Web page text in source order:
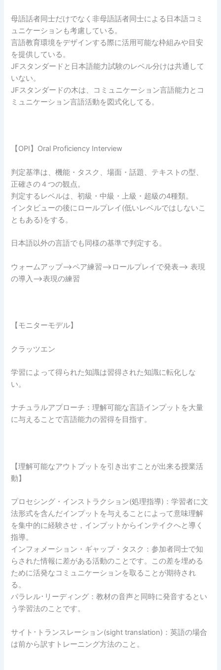
母語話者同士だけでなく非母語話者同士による日本語コミ
ュニケーションも考慮している。
言語教育環境をデザインする際に活用可能な枠組みや目安
を提供している。
JFスタンダードと日本語能力試験のレベル分けは共通して
いない。
JFスタンダードの木は、コミュニケーション言語能力とコ
ミュニケーション言語活動を図式化してる。
【OPI】Oral Proficiency Interview
判定基準は、機能・タスク、場面・話題、テキストの型、
正確さの４つの観点。
判定するレベルは、初級・中級・上級・超級の4種類。
インタビューの後にロールプレイ(低いレベルではしないこ
ともある)をする。
日本語以外の言語でも同様の基準で判定する。
ウォームアップ–>ペア練習–>ロールプレイで発表–> 表現
の導入–>表現の練習
【モニターモデル】
クラッツエン
学習によって得られた知識は習得された知識に転化しな
い。
ナチュラルアプローチ：理解可能な言語インプットを大量
に与えることで言語能力の習得を目指す。
【理解可能なアウトプットを引き出すことが出来る授業活
動】
プロセシング・インストラクション(処理指導)：学習者に文
法形式を含んだインプットを与えることによって意味理解
を集中的に経験させ，インプットからインテイクへと導く
指導。
インフォメーション・ギャップ・タスク：参加者同士で知
らされた情報に差がある活動のことです。この差を埋める
ために活発なコミュニケーションを取ることが期待され
る。
パラレル･リーディング：教材の音声と同時に発音するとい
う学習法のことです。
サイト･トランスレーション(sight translation)：英語の場合
は前から訳すトレーニング方法のこと。